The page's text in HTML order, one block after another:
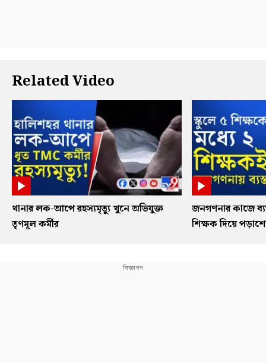
Related Video
থানার লক-আপে রহস্যমৃত্যু খুনে অভিযুক্ত
তৃণমূল কর্মীর
জনগণনার কাজে
শিক্ষক দিয়ে